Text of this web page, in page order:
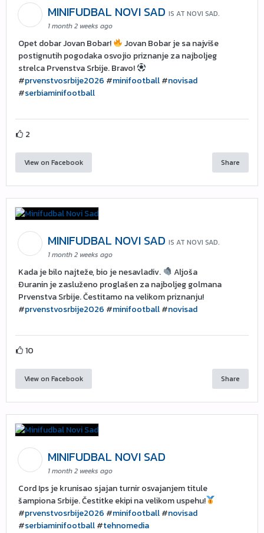
MINIFUDBAL NOVI SAD IS AT NOVI SAD.
1 month 2 weeks ago
Opet dobar Jovan Bobar!
Jovan Bobar je sa najviše
postignutih pogodaka osvojio priznanje za najboljeg
strelca Prvenstva Srbije. Bravo!
#prvenstvosrbije2026 #minifootball#novisad
#serbiaminifootball
2
View on Facebook Share
MINIFUDBAL NOVI SAD IS AT NOVI SAD.
1 month 2 weeks ago
Kada je bilo najteže, bio je nesavladiv.
Aljoša
Đuranin je zasluženo proglašen za najboljeg golmana
Prvenstva Srbije. Čestitamo na velikom priznanju!
#prvenstvosrbije2026 #minifootball#novisad
10
View on Facebook Share
MINIFUDBAL NOVI SAD
1 month 2 weeks ago
Cord Ips je krunisao sjajan turnir osvajanjem titule
šampiona Srbije. Čestitke ekipi na velikom uspehu!
#prvenstvosrbije2026 #minifootball#novisad
#serbiaminifootball#tehnomedia